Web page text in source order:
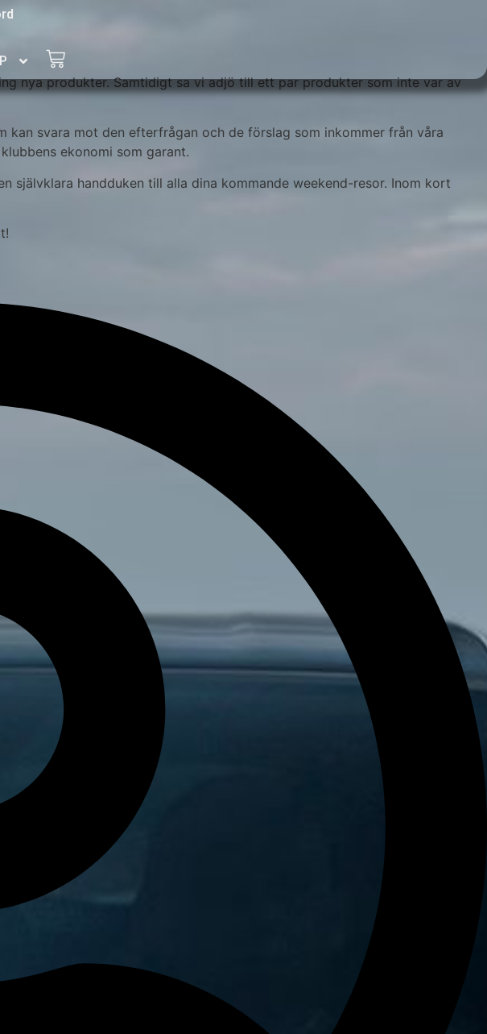
nya produkter. Samtidigt sa vi adjö till ett par produkter som inte var av
kan svara mot den efterfrågan och de förslag som inkommer från våra
ekonomi som garant.
självklara handduken till alla dina kommande weekend-resor. Inom kort